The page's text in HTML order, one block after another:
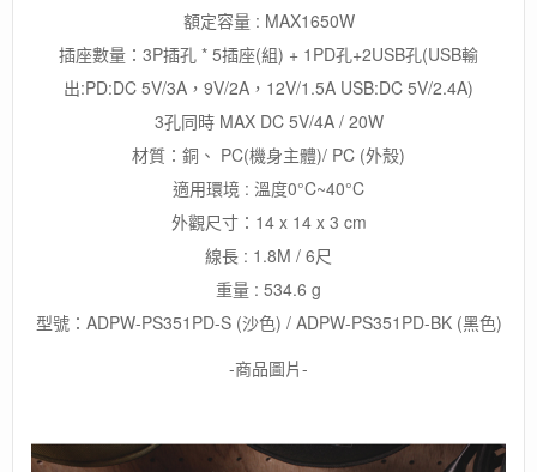
額定容量 : MAX1650W
插座數量：3P插孔 * 5插座(組) + 1PD孔+2USB孔(USB輸
出:PD:DC 5V/3A，9V/2A，12V/1.5A USB:DC 5V/2.4A)
3孔同時 MAX DC 5V/4A / 20W
材質：銅、 PC(機身主體)/ PC (外殼)
適用環境 : 溫度0°C~40°C
外觀尺寸：14 x 14 x 3 cm
線長 : 1.8M / 6尺
重量 : 534.6 g
型號：ADPW-PS351PD-S (沙色) / ADPW-PS351PD-BK (黑色)
-商品圖片-